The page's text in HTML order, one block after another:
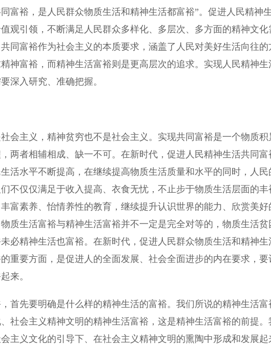
富裕，是人民群众物质生活和精神生活都富裕”。促进人民精神
观引领，不断满足人民群众多样化、多层次、多方面的精神文化
同富裕作为社会主义的本质要求，涵盖了人民对美好生活向往的
神富裕，而精神生活富裕则是更高层次的追求。实现人民精神生
深入研究、准确把握。
主义，精神贫穷也不是社会主义。实现共同富裕是一个物质积
两者相辅相成、缺一不可。在新时代，促进人民精神生活共同富
活水平不断提高，在继续提高物质生活质量和水平的同时，人民
不仅仅满足于收入提高、衣食无忧，不止步于物质生活层面的丰
富素养、怡情养性的教育，继续提升认识世界的能力、欣赏美好
质生活富裕与精神生活富裕并不一定是完全对等的，物质生活贫
必精神生活也富裕。在新时代，促进人民群众物质生活和精神生
重要方面，是促进人的全面发展、社会全面进步的内在要求，要
来。
先要明确是什么样的精神生活的富裕。我们所说的精神生活富
社会主义精神文明的精神生活富裕，这是精神生活富裕的前提。
主义文化的引导下、在社会主义精神文明的熏陶中形成和发展起